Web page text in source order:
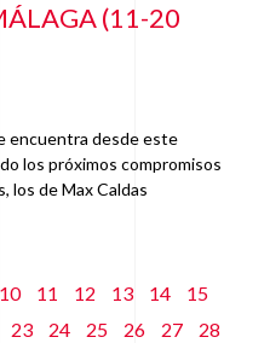
(11-20
encuentra desde este
los próximos compromisos
los de Max Caldas
10 11 12 13 14
15
23 24 25 26 27
28